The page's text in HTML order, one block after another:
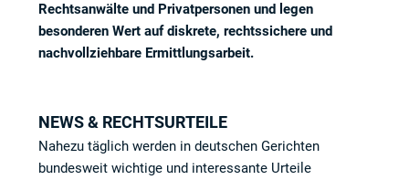
Rechtsanwälte und Privatpersonen und legen
besonderen Wert auf diskrete, rechtssichere und
nachvollziehbare Ermittlungsarbeit.
NEWS & RECHTSURTEILE
Nahezu täglich werden in deutschen Gerichten
bundesweit wichtige und interessante Urteile